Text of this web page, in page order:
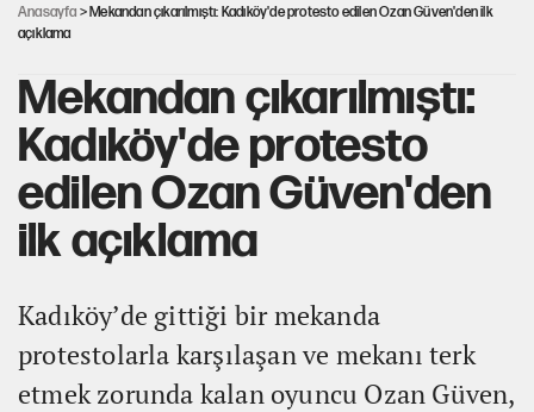
Anasayfa > Mekandan çıkarılmıştı: Kadıköy'de protesto edilen Ozan Güven'den ilk
açıklama
Mekandan çıkarılmıştı:
Kadıköy'de protesto
edilen Ozan Güven'den
ilk açıklama
Kadıköy’de gittiği bir mekanda
protestolarla karşılaşan ve mekanı terk
etmek zorunda kalan oyuncu Ozan Güven,